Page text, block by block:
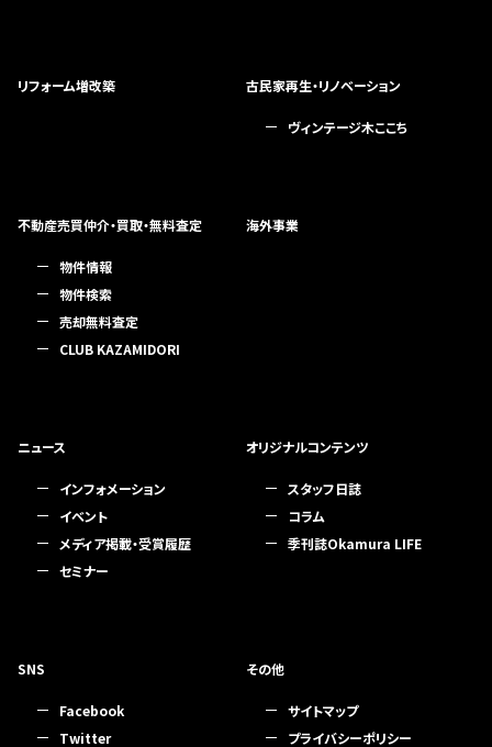
リフォーム増改築 古民家再生・リノベーション
ヴィンテージ木ここち
不動産売買仲介・買取・無料査定
物件情報
物件検索
売却無料査定
CLUB KAZAMIDORI
海外事業
ニュース
インフォメーション
イベント
メディア掲載・受賞履歴
セミナー
オリジナルコンテンツ
スタッフ日誌
コラム
季刊誌Okamura LIFE
SNS
Facebook
Twitter
その他
サイトマップ
プライバシーポリシー